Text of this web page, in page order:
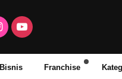
Bisnis Franchise